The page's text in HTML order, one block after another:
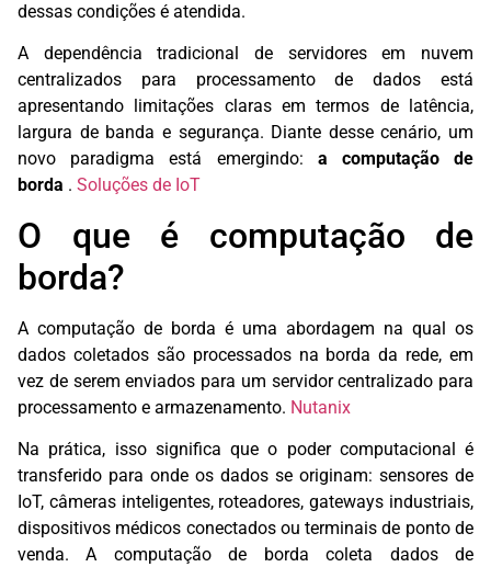
dessas condições é atendida.
A dependência tradicional de servidores em nuvem
centralizados para processamento de dados está
apresentando limitações claras em termos de latência,
largura de banda e segurança. Diante desse cenário, um
novo paradigma está emergindo: a computação de
borda . Soluções de IoT
O que é computação de
borda?
A computação de borda é uma abordagem na qual os
dados coletados são processados ​​na borda da rede, em
vez de serem enviados para um servidor centralizado para
processamento e armazenamento. Nutanix
Na prática, isso significa que o poder computacional é
transferido para onde os dados se originam: sensores de
IoT, câmeras inteligentes, roteadores, gateways industriais,
dispositivos médicos conectados ou terminais de ponto de
venda. A computação de borda coleta dados de